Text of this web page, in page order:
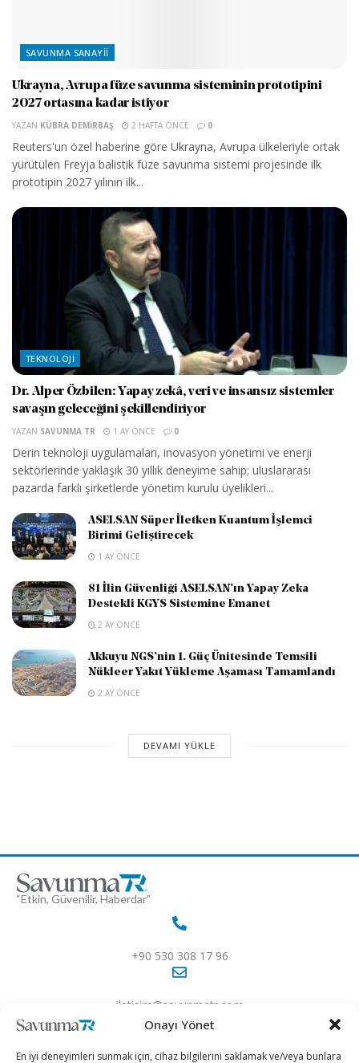
Onayı Yönet
En iyi deneyimleri sunmak için, cihaz bilgilerini saklamak ve/veya bunlara
SAVUNMA SANAYII
Ukrayna, Avrupa füze savunma sisteminin prototipini
2027 ortasına kadar istiyor
YAZAN KÜBRA DEMIRBAŞ 2 HAFTA ÖNCE 0
Reuters'un özel haberine göre Ukrayna, Avrupa ülkeleriyle ortak
yürütülen Freyja balistik füze savunma sistemi projesinde ilk
prototipin 2027 yılının ilk...
TEKNOLOJI
Dr. Alper Özbilen: Yapay zekâ, veri ve insansız sistemler
savaşın geleceğini şekillendiriyor
YAZAN SAVUNMA TR 1 AY ÖNCE 0
Derin teknoloji uygulamaları, inovasyon yönetimi ve enerji
sektörlerinde yaklaşık 30 yıllık deneyime sahip; uluslararası
pazarda farklı şirketlerde yönetim kurulu üyelikleri...
ASELSAN Süper İletken Kuantum İşlemci
Birimi Geliştirecek
1 AY ÖNCE
81 İlin Güvenliği ASELSAN’ın Yapay Zeka
Destekli KGYS Sistemine Emanet
2 AY ÖNCE
Akkuyu NGS’nin 1. Güç Ünitesinde Temsili
Nükleer Yakıt Yükleme Aşaması Tamamlandı
2 AY ÖNCE
DEVAMI YÜKLE
“Etkin, Güvenilir, Haberdar”
+90 530 308 17 96
iletisim@savunmatr.com